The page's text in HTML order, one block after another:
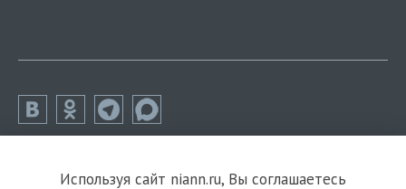
Используя сайт niann.ru, Вы соглашаетесь